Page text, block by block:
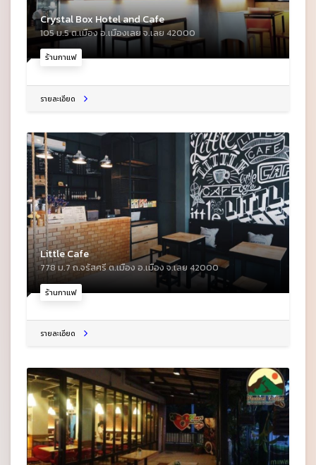
ร้านกาแฟ
Crystal Box Hotel and Cafe
105 ม.5 ต.เมือง อ.เมืองเลย จ.เลย 42000
รายละเอียด
ร้านกาแฟ
Little Cafe
778 ม.7 ถ.จรัสศรี ต.เมือง อ.เมือง จ.เลย 42000
รายละเอียด